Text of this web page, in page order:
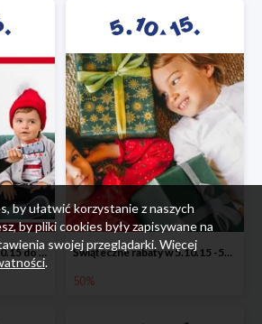
Zabawki na Święta w 5.10.15 do -45% Świąteczne rabaty w 5.10.15 -50%
50%
by ułatwić korzystanie z naszych
by pliki cookies były zapisywane na
swojej przeglądarki. Więcej
.